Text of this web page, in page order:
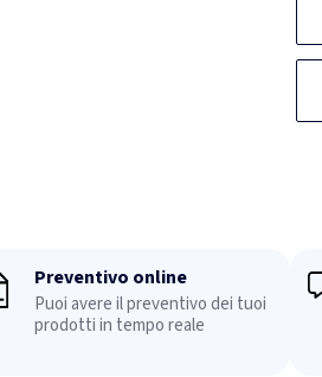
Preventivo online
Puoi avere il preventivo dei tuoi
prodotti in tempo reale